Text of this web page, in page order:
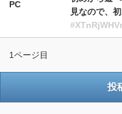
PC
見なので、
1ページ目
投